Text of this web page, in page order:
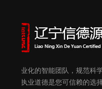
优秀专业化的智能团队，规范科
良好的执业道德是您可信赖的